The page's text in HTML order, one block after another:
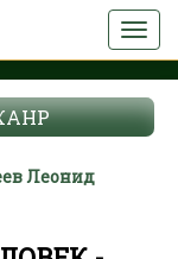
Леонид